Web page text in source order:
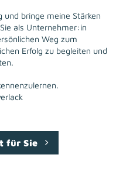
und bringe meine Stärken
als Unternehmer:in
Weg zum
Erfolg zu begleiten und
für Sie